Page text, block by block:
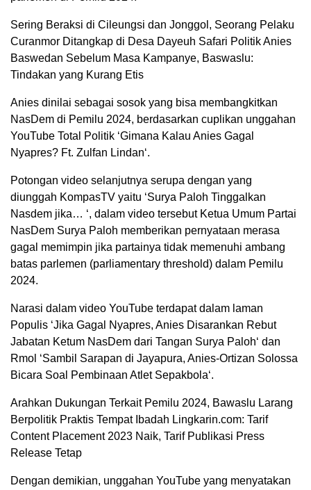
Sering Beraksi di Cileungsi dan Jonggol, Seorang Pelaku
Curanmor Ditangkap di Desa Dayeuh Safari Politik Anies
Baswedan Sebelum Masa Kampanye, Baswaslu:
Tindakan yang Kurang Etis
Anies dinilai sebagai sosok yang bisa membangkitkan
NasDem di Pemilu 2024, berdasarkan cuplikan unggahan
YouTube Total Politik ‘Gimana Kalau Anies Gagal
Nyapres? Ft. Zulfan Lindan‘.
Potongan video selanjutnya serupa dengan yang
diunggah KompasTV yaitu ‘Surya Paloh Tinggalkan
Nasdem jika… ‘, dalam video tersebut Ketua Umum Partai
NasDem Surya Paloh memberikan pernyataan merasa
gagal memimpin jika partainya tidak memenuhi ambang
batas parlemen (parliamentary threshold) dalam Pemilu
2024.
Narasi dalam video YouTube terdapat dalam laman
Populis ‘Jika Gagal Nyapres, Anies Disarankan Rebut
Jabatan Ketum NasDem dari Tangan Surya Paloh‘ dan
Rmol ‘Sambil Sarapan di Jayapura, Anies-Ortizan Solossa
Bicara Soal Pembinaan Atlet Sepakbola‘.
Arahkan Dukungan Terkait Pemilu 2024, Bawaslu Larang
Berpolitik Praktis Tempat Ibadah Lingkarin.com: Tarif
Content Placement 2023 Naik, Tarif Publikasi Press
Release Tetap
Dengan demikian, unggahan YouTube yang menyatakan